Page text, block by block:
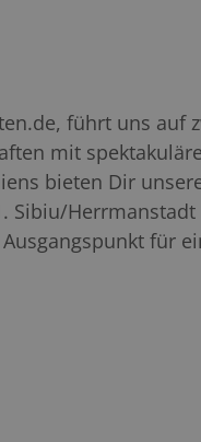
führt uns auf
mit
bieten Dir
Sibiu/
für